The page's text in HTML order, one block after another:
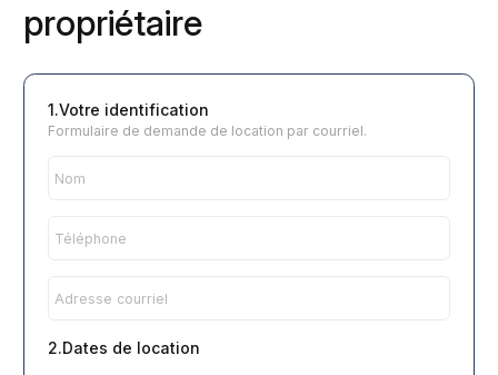
propriétaire
Formulaire de demande de location par courriel.
1.Votre identification
2.Dates de location